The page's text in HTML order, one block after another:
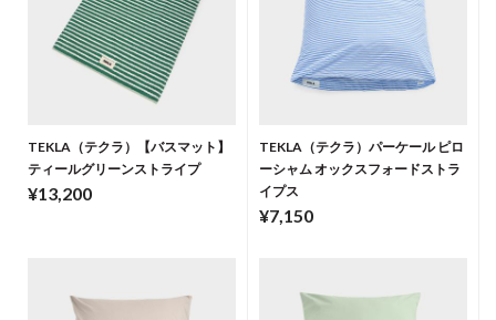
TEKLA（テクラ）【バスマット】
ティールグリーンストライプ
¥13,200
TEKLA（テクラ）パーケール ピロ
ーシャム オックスフォードストラ
イプス
¥7,150